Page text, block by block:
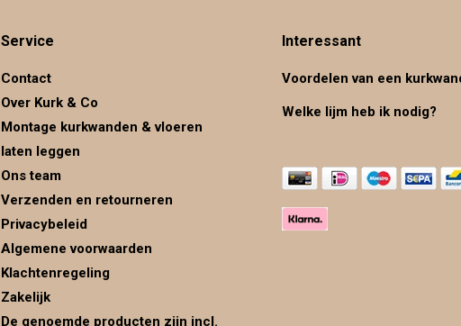
Service
Contact
Over Kurk & Co
Montage kurkwanden & vloeren
laten leggen
Ons team
Verzenden en retourneren
Privacybeleid
Algemene voorwaarden
Klachtenregeling
Zakelijk
De genoemde producten zijn incl.
Interessant
Voordelen van een
Welke lijm heb ik nodig?